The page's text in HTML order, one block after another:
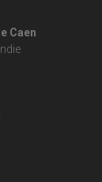
Caen